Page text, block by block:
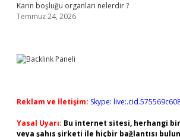
Karın boşluğu organları nelerdir ?
Temmuz 24, 2026
Reklam ve İletişim: Skype:
Yasal Uyarı: Bu internet sitesi, herhangi
veya şahıs şirketi ile hiçbir bağlantısı